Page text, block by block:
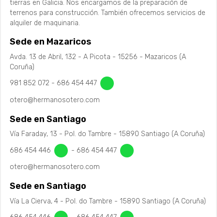
Centro Comercial La Grela. Cliente: UTE CC. La Grela
(FCC Construcción – Sedesa Obras y Servicios)
Nueva dársena en el Puerto de Cabo de Cruz- Boiro.
Parque Empresarial de Laracha. Cliente: FCC.
Construcción, SA.
Movimiento de Tierras en Cerámica Campo (Laracha).
Cliente: Sacyr SAU
Autovía A-54. Tramo enlace Guntín. Cliente: Sacyr SAU.
Rialiño. Cliente: UTE Vacariza-Rialiño (FCC
Construcción-Convensa)
tierras en Galicia. Nos encargamos de la preparación de
terrenos para construcción. También ofrecemos servicios de
alquiler de maquinaria.
Sede en Mazaricos
Avda. 13 de Abril, 132 - A Picota - 15256 - Mazaricos (A
Coruña)
981 852 072 - 686 454 447
otero@hermanosotero.com
Sede en Santiago
Vía Faraday, 13 - Pol. do Tambre - 15890 Santiago (A Coruña)
686 454 446
- 686 454 447
otero@hermanosotero.com
Sede en Santiago
Vía La Cierva, 4 - Pol. do Tambre - 15890 Santiago (A Coruña)